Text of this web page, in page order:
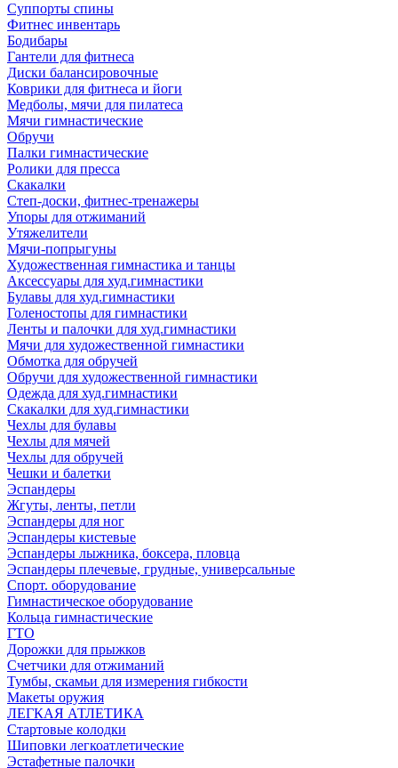
Суппорты спины
Фитнес инвентарь
Бодибары
Гантели для фитнеса
Диски балансировочные
Коврики для фитнеса и йоги
Медболы, мячи для пилатеса
Мячи гимнастические
Обручи
Палки гимнастические
Ролики для пресса
Скакалки
Степ-доски, фитнес-тренажеры
Упоры для отжиманий
Утяжелители
Мячи-попрыгуны
Художественная гимнастика и танцы
Аксессуары для худ.гимнастики
Булавы для худ.гимнастики
Голеностопы для гимнастики
Ленты и палочки для худ.гимнастики
Мячи для художественной гимнастики
Обмотка для обручей
Обручи для художественной гимнастики
Одежда для худ.гимнастики
Скакалки для худ.гимнастики
Чехлы для булавы
Чехлы для мячей
Чехлы для обручей
Чешки и балетки
Эспандеры
Жгуты, ленты, петли
Эспандеры для ног
Эспандеры кистевые
Эспандеры лыжника, боксера, пловца
Эспандеры плечевые, грудные, универсальные
Спорт. оборудование
Гимнастическое оборудование
Кольца гимнастические
ГТО
Дорожки для прыжков
Счетчики для отжиманий
Тумбы, скамьи для измерения гибкости
Макеты оружия
ЛЕГКАЯ АТЛЕТИКА
Стартовые колодки
Шиповки легкоатлетические
Эстафетные палочки